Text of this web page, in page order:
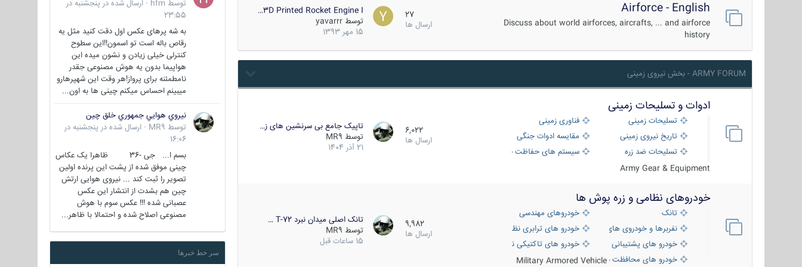
Airforce - English
Discuss about world airforces, aircrafts, ... and airforce
history
27
ارسال ها
3D Printed Rocket Engine I…
توسط yavarrr
15 مهر 1393
ARMY FORUM - بخش نیروی زمینی
ادوات و تسلیحات زمینی
تسلیحات زمینی
فناوری زمینی
تاریخ نیروی زمینی
مقایسه ادوات جنگی
تسلیحات ضد زره
سیستم های حفاظت فعال
Army Gear & Equipment
6,022
ارسال ها
تاپیک جامع بی سرنشین های ز…
توسط MR9
21 آذر 1404
خودروهای نظامی و زره پوش ها
تانک
خودروهای مهندسی
نفربرها و خودروی های رزمی پیاده نظامخودرو های ترابری نظامی
خودرو های پشتیبانی آتش ، شناسایی و ضد تانک
خودرو های تاکتیکی نظامی
خودرو های محافظت شدهMilitary Armored Vehicle
9,982
ارسال ها
تانک اصلی میدان نبرد T-72 …
توسط MR9
15 ساعات قبل
توسط hfm
· ارسال شده در پنجشنبه در
23:55
به شه پرهای عکس اول دقت کنید مثل یه
رقاص باله است تو اسمون!!این سطوح
کنترلی خیلی زیادن و نشون میده این
هواپیما بدون یه هوش مصنوعی جقدر
نامطمئنه برای پرواز!هر وقت این شهپرهارو
میبینم احساس میکنم چینی ها به اون...
نيروي هوايي جمهوري خلق چين
توسط MR9
· ارسال شده در پنجشنبه در
16:06
بسم ا... جی -36 ظاهرا یک عکاس
چینی موفق شده از پشت این پرنده اولین
تصویر را ثبت کند ... نیروی هوایی ارتش
چین هم بشدت از انتشار این عکس
عصبانی شده !!! عکس سوم با هوش
مصنوعی اصلاح شده و احتمالا با ظاهر...
سر خط خبرها